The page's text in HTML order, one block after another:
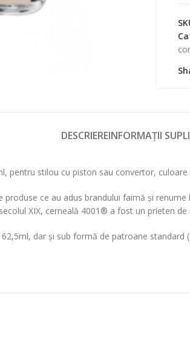
DESCRIEREINFORMAȚII
pentru stilou cu piston sau convertor, culoare
ce au adus brandului faimă și
XIX, cerneală 4001® a fost un prieten
dar și sub formă de patroane